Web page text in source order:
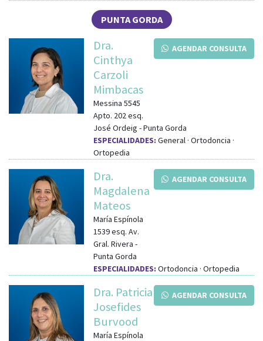
PUNTA GORDA
AGENDAR CONSULTA
Dra.
Cinthya
Carzoli
Mimbacas
Messina 5545
Apto. 202esq.
José Ordeig -Punta Gorda
ESPECIALIDADES: General · Ortodoncia ·
Ortopedia
AGENDAR CONSULTA
Dra.
Magdalena
Mateos
María Espínola
1539esq. Av.
Gral. Rivera -
Punta Gorda
ESPECIALIDADES: Ortodoncia · Ortopedia
AGENDAR CONSULTA
Dra. Patricia
Josefides
Burvood
María Espínola